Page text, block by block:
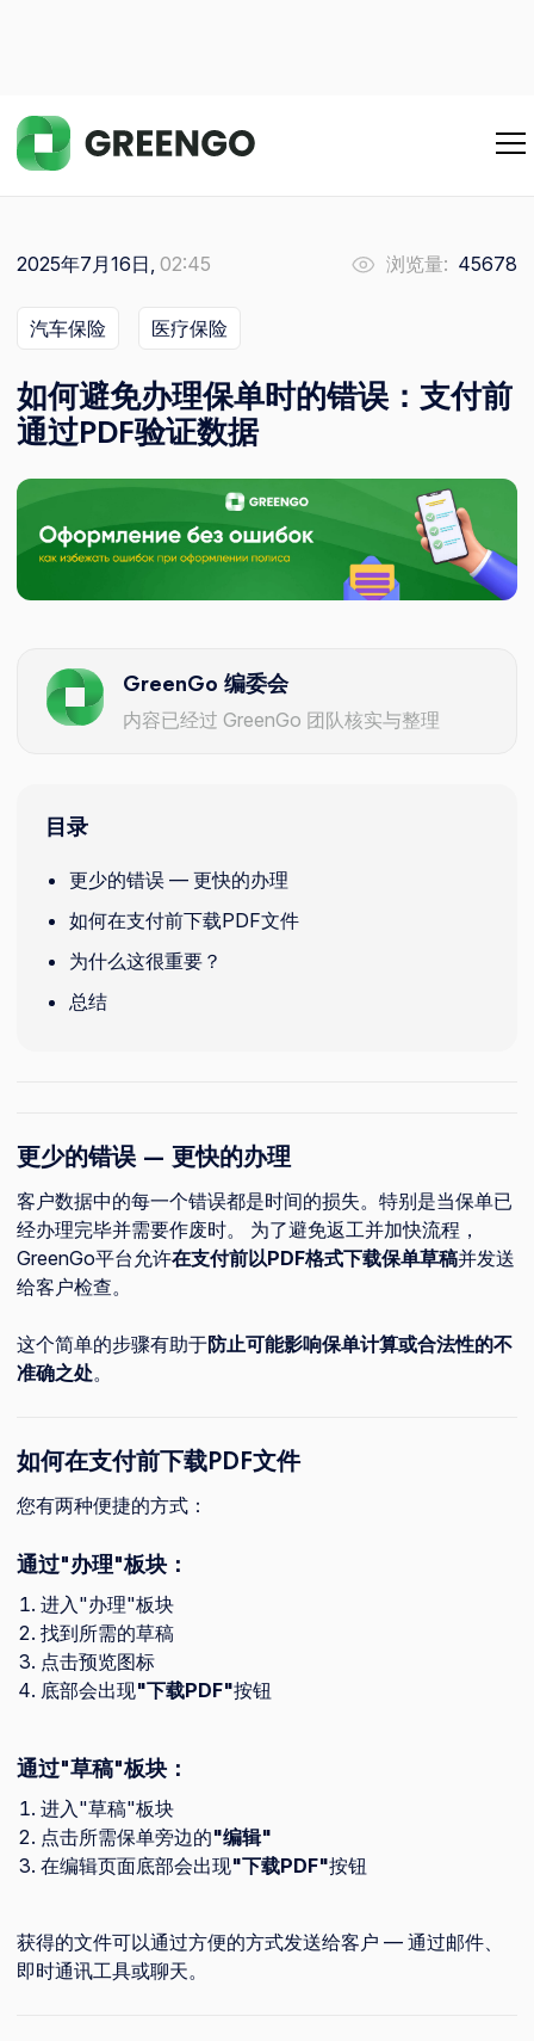
2025年7月16日, 02:45 浏览量: 45678
汽车保险 医疗保险
如何避免办理保单时的错误：支付前
通过PDF验证数据
GreenGo 编委会
内容已经过 GreenGo 团队核实与整理
目录
更少的错误 — 更快的办理
如何在支付前下载PDF文件
为什么这很重要？
总结
更少的错误 — 更快的办理
客户数据中的每一个错误都是时间的损失。特别是当保单已
经办理完毕并需要作废时。 为了避免返工并加快流程，
GreenGo平台允许在支付前以PDF格式下载保单草稿并发送
给客户检查。
这个简单的步骤有助于防止可能影响保单计算或合法性的不
准确之处。
如何在支付前下载PDF文件
您有两种便捷的方式：
通过"办理"板块：
进入"办理"板块
找到所需的草稿
点击预览图标
底部会出现"下载PDF"按钮
通过"草稿"板块：
进入"草稿"板块
点击所需保单旁边的"编辑"
在编辑页面底部会出现"下载PDF"按钮
获得的文件可以通过方便的方式发送给客户 — 通过邮件、
即时通讯工具或聊天。